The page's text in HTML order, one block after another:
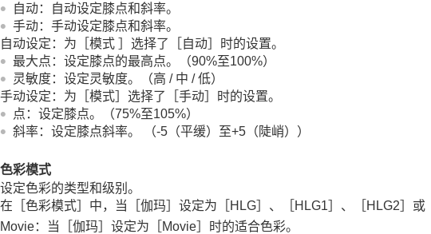
自动：自动设定膝点和斜率。
手动：手动设定膝点和斜率。
自动设定 ：为 ［模式 选择了 ［自动］
时的设置。
最大点 ：设定膝点的最高点。（90%至100%）
灵敏度：设定灵敏度。（高 / 中 /低）
手动设定 ：为 ［模式］ 选择了 ［手动］
时的设置。
点 ：设定膝点。（75%至105%）
斜率：设定膝点斜率。 （-5（平缓）至+5（陡峭））
色彩模式
设定色彩的类型和级别。
在 ［色彩模式］ 中，当 ［伽玛］ 设定为 ［HLG］ 、 ［HLG1］ 、 ［HLG2］ 或
Movie：当
［伽玛］ 设定为 ［Movie］
时的适合色彩。